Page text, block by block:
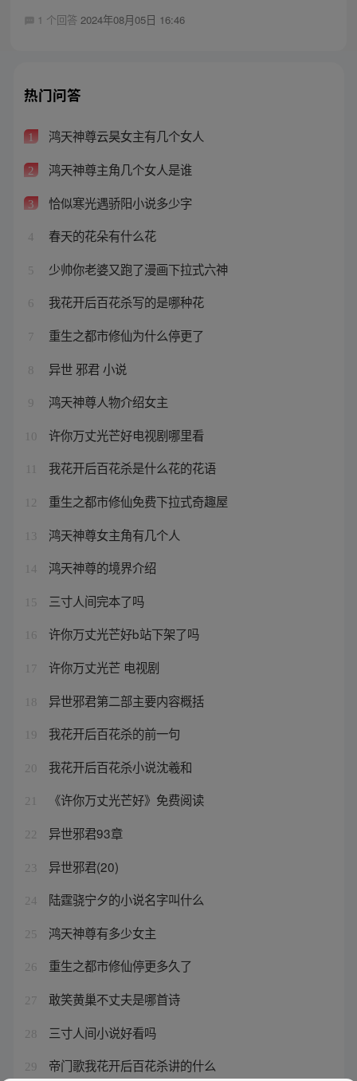
1 个回答 2024年08月05日 16:46
热门问答
1 鸿天神尊云昊女主有几个女人
2 鸿天神尊主角几个女人是谁
3 恰似寒光遇骄阳小说多少字
4 春天的花朵有什么花
5 少帅你老婆又跑了漫画下拉式六神
6 我花开后百花杀写的是哪种花
7 重生之都市修仙为什么停更了
8 异世 邪君 小说
9 鸿天神尊人物介绍女主
10 许你万丈光芒好电视剧哪里看
我花开后百花杀是什么花的花语
12 重生之都市修仙免费下拉式奇趣屋
13 鸿天神尊女主角有几个人
14 鸿天神尊的境界介绍
15 三寸人间完本了吗
16 许你万丈光芒好b站下架了吗
17 许你万丈光芒 电视剧
18 异世邪君第二部主要内容概括
19 我花开后百花杀的前一句
20 我花开后百花杀小说沈羲和
21 《许你万丈光芒好》免费阅读
22 异世邪君93章
23 异世邪君(20)
24 陆霆骁宁夕的小说名字叫什么
25 鸿天神尊有多少女主
26 重生之都市修仙停更多久了
27 敢笑黄巢不丈夫是哪首诗
28 三寸人间小说好看吗
29 帝门歌我花开后百花杀讲的什么